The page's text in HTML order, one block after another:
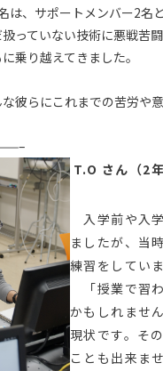
は、サポートメンバー2名
っていない技術に悪戦苦
乗り越えてきました。
彼らにこれまでの苦労や
T.O さん（2
入学前や入
ましたが、当
練習をしてい
「授業で習
かもしれませ
現状です。そ
ことも出来ま